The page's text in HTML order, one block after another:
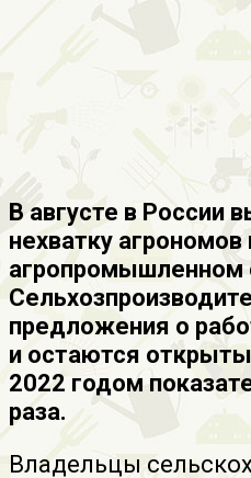
В августе в России
нехватку агрономов
агропромышленном
предложения о
и остаются
2022 годом
раза.
Владельцы